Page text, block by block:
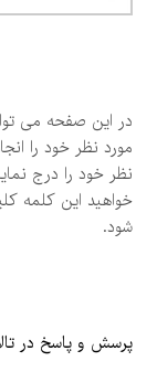
در این صفحه می
خواهید این کلمه
شود.
پرسش و پاسخ در